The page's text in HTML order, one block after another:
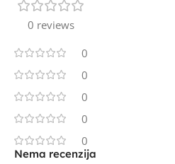
0 reviews
0
0
0
0
0
Nema recenzija